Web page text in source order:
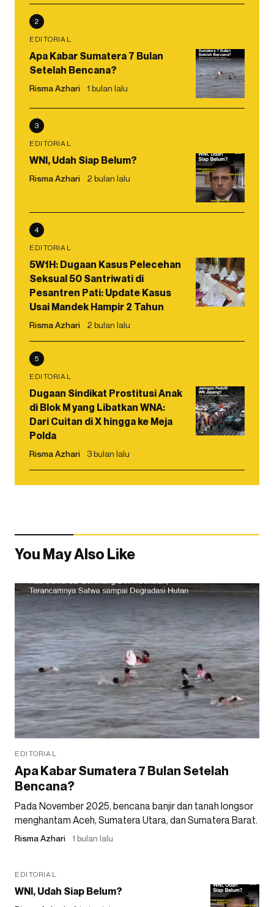
2
EDITORIAL
Apa Kabar Sumatera 7 Bulan
Setelah Bencana?
Risma Azhari 1 bulan lalu
3
EDITORIAL
WNI, Udah Siap Belum?
Risma Azhari 2 bulan lalu
4
EDITORIAL
5W1H: Dugaan Kasus Pelecehan
Seksual 50 Santriwati di
Pesantren Pati: Update Kasus
Usai Mandek Hampir 2 Tahun
Risma Azhari 2 bulan lalu
5
EDITORIAL
Dugaan Sindikat Prostitusi Anak
di Blok M yang Libatkan WNA:
Dari Cuitan di X hingga ke Meja
Polda
Risma Azhari 3 bulan lalu
You May Also Like
EDITORIAL
Apa Kabar Sumatera 7 Bulan Setelah
Bencana?
Pada November 2025, bencana banjir dan tanah longsor
menghantam Aceh, Sumatera Utara, dan Sumatera Barat.
Risma Azhari 1 bulan lalu
EDITORIAL
WNI, Udah Siap Belum?